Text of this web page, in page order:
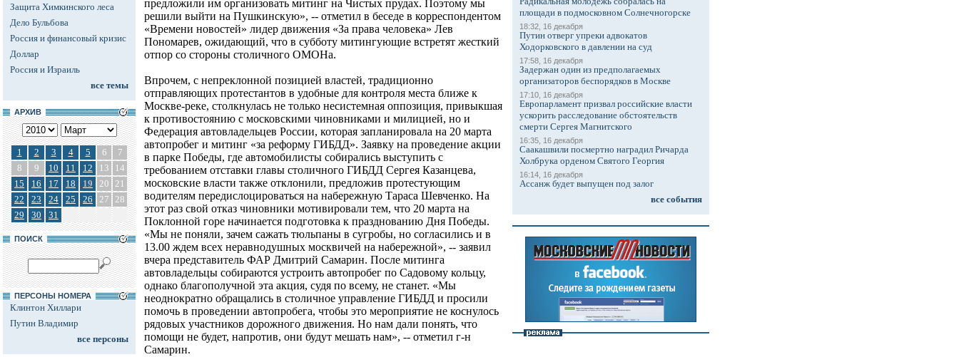
Защита Химкинского леса
Дело Бульбова
Россия и финансовый кризис
Доллар
Россия и Израиль
все темы
АРХИВ
1 2 3 4 5 6
7
8
9 10 11 12 13
14
15
16 17 18 19 20 21
22
23 24 25 26 27 28
29
30 31
ПОИСК
ПЕРСОНЫ НОМЕРА
Клинтон Хиллари
Путин Владимир
все персоны
предложили им организовать митинг на Чистых прудах. Поэтому мы
решили выйти на Пушкинскую», -- отметил в беседе в корреспондентом
«Времени новостей» лидер движения «За права человека» Лев
Пономарев, ожидающий, что в субботу митингующие встретят жесткий
отпор со стороны столичного ОМОНа.
Впрочем, с непреклонной позицией властей, традиционно
отправляющих протестантов в удобные для контроля места ближе к
Москве-реке, столкнулась не только несистемная оппозиция, привыкшая
к противостоянию с московскими чиновниками и милицией, но и
Федерация автовладельцев России, которая запланировала на 20 марта
автопробег и митинг «за реформу ГИБДД». Заявку на проведение акции
в парке Победы, где автомобилисты собирались выступить с
требованием отставки главы столичного ГИБДД Сергея Казанцева,
московские власти также отклонили, предложив протестующим
водителям передислоцироваться на набережную Тараса Шевченко. На
этот раз свой отказ чиновники мотивировали тем, что 20 марта на
Поклонной горе начинается подготовка к празднованию Дня Победы.
«Мы не поняли, зачем сажать тюльпаны в сугробы, но согласились и в
13.00 ждем всех неравнодушных москвичей на набережной», -- заявил
вчера представитель ФАР Дмитрий Самарин. После митинга
автовладельцы собираются устроить автопробег по Садовому кольцу,
однако благополучной эта акция, судя по всему, не станет. «Мы
неоднократно обращались в столичное управление ГИБДД и просили
помочь в проведении автопробега, чтобы это мероприятие не коснулось
рядовых участников дорожного движения. Но нам дали понять, что
помощи не будет, напротив, они будут мешать нам», -- отметил г-н
Самарин.
площади в подмосковном Солнечногорске
18:32, 16 декабря
Путин отверг упреки адвокатов
Ходорковского в давлении на суд
17:58, 16 декабря
Задержан один из предполагаемых
организаторов беспорядков в Москве
17:10, 16 декабря
Европарламент призвал российские власти
ускорить расследование обстоятельств
смерти Сергея Магнитского
16:35, 16 декабря
Саакашвили посмертно наградил Ричарда
Холбрука орденом Святого Георгия
16:14, 16 декабря
Ассанж будет выпущен под залог
все события